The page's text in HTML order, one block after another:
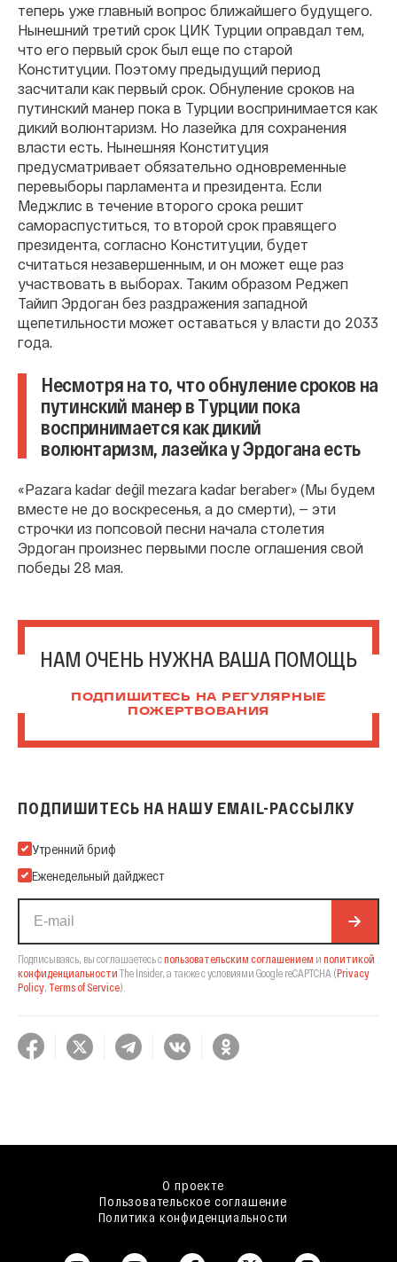
теперь уже главный вопрос ближайшего будущего.
Нынешний третий срок ЦИК Турции оправдал тем,
что его первый срок был еще по старой
Конституции. Поэтому предыдущий период
засчитали как первый срок. Обнуление сроков на
путинский манер пока в Турции воспринимается как
дикий волюнтаризм. Но лазейка для сохранения
власти есть. Нынешняя Конституция
предусматривает обязательно одновременные
перевыборы парламента и президента. Если
Меджлис в течение второго срока решит
самораспуститься, то второй срок правящего
президента, согласно Конституции, будет
считаться незавершенным, и он может еще раз
участвовать в выборах. Таким образом Реджеп
Тайип Эрдоган без раздражения западной
щепетильности может оставаться у власти до 2033
года.
Несмотря на то, что обнуление сроков на
путинский манер в Турции пока
воспринимается как дикий
волюнтаризм, лазейка у Эрдогана есть
«Pazara kadar değil mezara kadar beraber» (Мы будем
вместе не до воскресенья, а до смерти), — эти
строчки из попсовой песни начала столетия
Эрдоган произнес первыми после оглашения свой
победы 28 мая.
НАМ ОЧЕНЬ НУЖНА ВАША ПОМОЩЬ
ПОДПИШИТЕСЬ НА РЕГУЛЯРНЫЕ
ПОЖЕРТВОВАНИЯ
ПОДПИШИТЕСЬ НА НАШУ EMAIL-РАССЫЛКУ
Подпишитесь на нашу Email-рассылку
Утренний бриф
Еженедельный дайджест
Подписываясь, вы соглашаетесь спользовательским соглашением и политикой
конфиденциальности The Insider, а также с условиями Google reCAPTCHA (Privacy
Policy, Terms of Service).
О проекте
Пользовательское соглашение
Политика конфиденциальности